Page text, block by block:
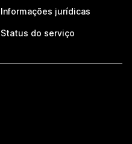
Informações jurídicas
Status do serviço